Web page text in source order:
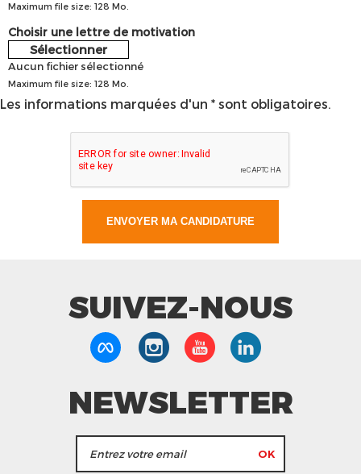
Maximum file size: 128 Mo.
Choisir une lettre de motivation
Sélectionner
Aucun fichier sélectionné
Maximum file size: 128 Mo.
Les informations marquées d'un * sont obligatoires.
SUIVEZ-NOUS
NEWSLETTER